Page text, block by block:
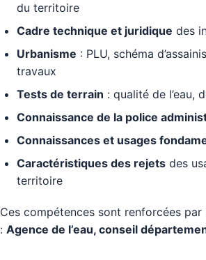
du territoire
Cadre technique et juridique des
Urbanisme : PLU, schéma
travaux
Tests de terrain : qualité de l’eau,
Connaissance de la police
Connaissances et usages
Caractéristiques des rejets des
territoire
Ces compétences sont renforcées
: Agence de l’eau, conseil